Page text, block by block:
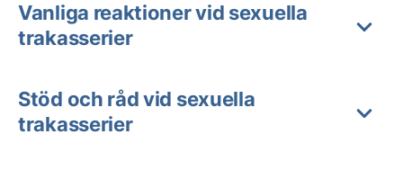
Vanliga reaktioner vid sexuella
trakasserier
Stöd och råd vid sexuella
trakasserier